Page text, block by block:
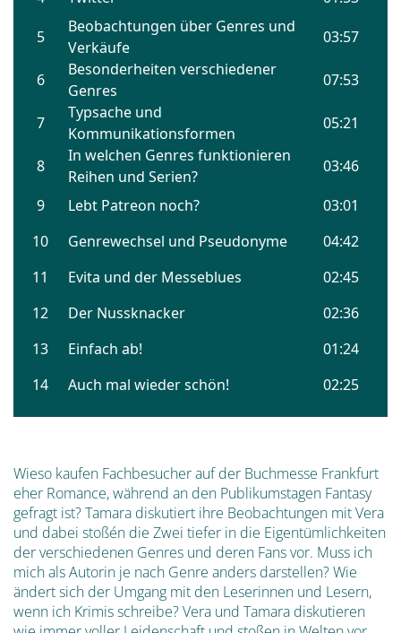
Wieso kaufen Fachbesucher auf der Buchmesse Frankfurt
eher Romance, während an den Publikumstagen Fantasy
gefragt ist? Tamara diskutiert ihre Beobachtungen mit Vera
und dabei stoßén die Zwei tiefer in die Eigentümlichkeiten
der verschiedenen Genres und deren Fans vor. Muss ich
mich als Autorin je nach Genre anders darstellen? Wie
ändert sich der Umgang mit den Leserinnen und Lesern,
wenn ich Krimis schreibe? Vera und Tamara diskutieren